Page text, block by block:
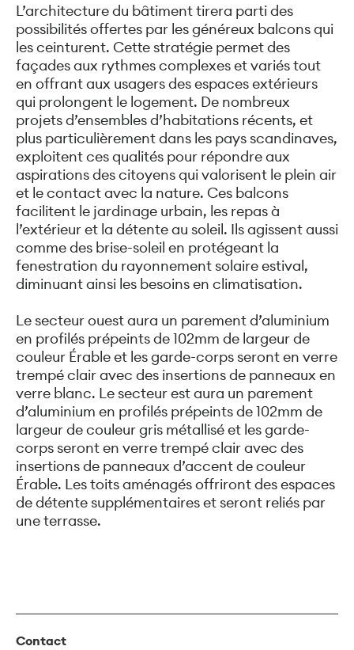
L’architecture du bâtiment tirera parti des
possibilités offertes par les généreux balcons qui
les ceinturent. Cette stratégie permet des
façades aux rythmes complexes et variés tout
en offrant aux usagers des espaces extérieurs
qui prolongent le logement. De nombreux
projets d’ensembles d’habitations récents, et
plus particulièrement dans les pays scandinaves,
exploitent ces qualités pour répondre aux
aspirations des citoyens qui valorisent le plein air
et le contact avec la nature. Ces balcons
facilitent le jardinage urbain, les repas à
l’extérieur et la détente au soleil. Ils agissent aussi
comme des brise-soleil en protégeant la
fenestration du rayonnement solaire estival,
diminuant ainsi les besoins en climatisation.
Le secteur ouest aura un parement d’aluminium
en profilés prépeints de 102mm de largeur de
couleur Érable et les garde-corps seront en verre
trempé clair avec des insertions de panneaux en
verre blanc. Le secteur est aura un parement
d’aluminium en profilés prépeints de 102mm de
largeur de couleur gris métallisé et les garde-
corps seront en verre trempé clair avec des
insertions de panneaux d’accent de couleur
Érable. Les toits aménagés offriront des espaces
de détente supplémentaires et seront reliés par
une terrasse.
Contact